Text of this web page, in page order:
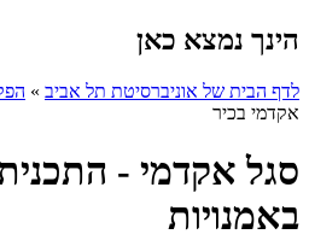
הינך נמצא כאן
לדף הבית של אוניברסיטת תל אביב »
אקדמי בכיר
סגל אקדמי -
באמנויות